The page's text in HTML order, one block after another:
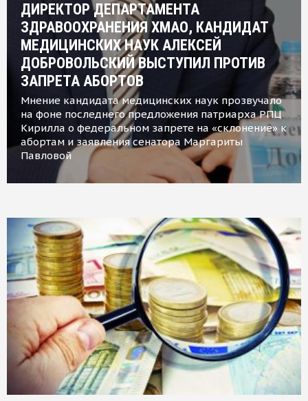
ДИРЕКТОР ДЕПАРТАМЕНТА
ЗДРАВООХРАНЕНИЯ ХМАО, КАНДИДАТ
МЕДИЦИНСКИХ НАУК АЛЕКСЕЙ
ДОБРОВОЛЬСКИЙ ВЫСТУПИЛ ПРОТИВ
ЗАПРЕТА АБОРТОВ
Мнение кандидата медицинских наук прозвучало
на фоне последнего предложения патриарха РПЦ
Кирилла о федеральном запрете на «склонение» к
абортам и заявления сенатора Маргариты
Павловой